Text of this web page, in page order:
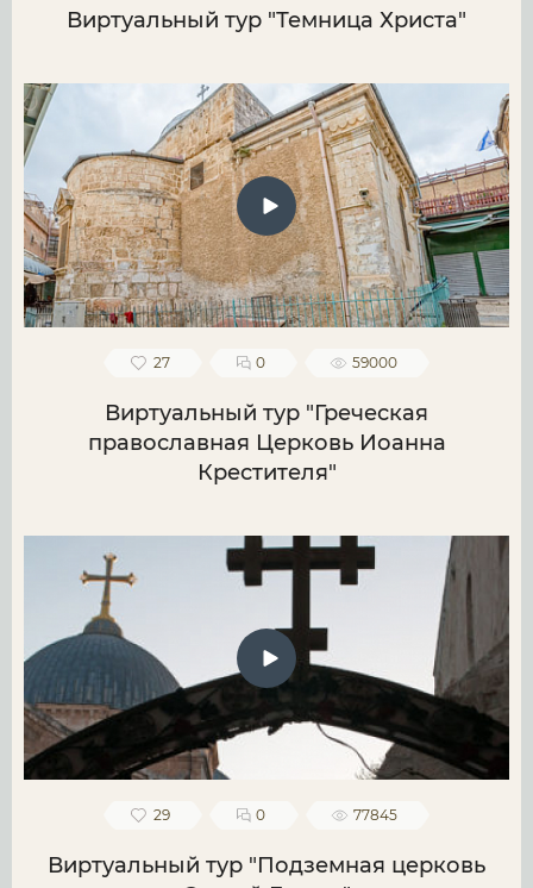
Виртуальный тур "Темница Христа"
27 0 59000
Виртуальный тур "Греческая
православная Церковь Иоанна
Крестителя"
29 0 77845
Виртуальный тур "Подземная церковь